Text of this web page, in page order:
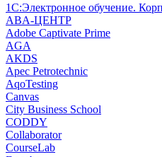
1С:Электронное обучение.
ABA-ЦЕНТР
Adobe Captivate Prime
AGA
AKDS
Apec Petrotechnic
AqoTesting
Canvas
City Business School
CODDY
Collaborator
CourseLab